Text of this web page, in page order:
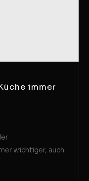
immer
wichtiger, auch